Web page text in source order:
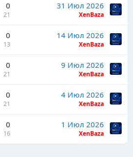
0
21
31 Июл 2026
XenBaza
0
13
14 Июл 2026
XenBaza
0
21
9 Июл 2026
XenBaza
0
21
4 Июл 2026
XenBaza
0
16
1 Июл 2026
XenBaza